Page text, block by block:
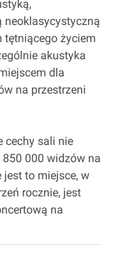
neoklasycystyczną
tętniącego życiem
akustyka
dla
na przestrzeni
cechy sali nie
850 000 widzów na
jest to miejsce, w
rocznie, jest
na